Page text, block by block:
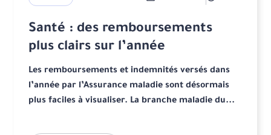
Santé : des remboursements
plus clairs sur l’année
Les remboursements et indemnités versés dans
l’année par l’Assurance maladie sont désormais
plus faciles à visualiser. La branche maladie du...